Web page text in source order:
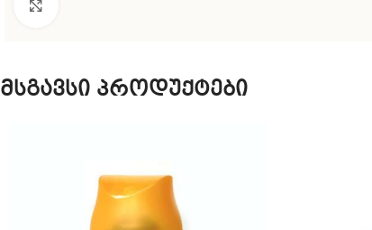
მსგავსი პროდუქტები